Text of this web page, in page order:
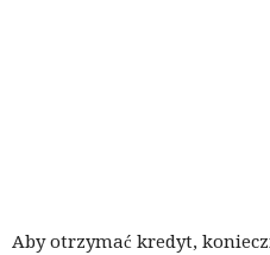
Aby otrzymać kredyt,